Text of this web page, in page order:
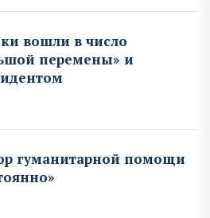
вошли в число
перемены» и
гуманитарной помощи